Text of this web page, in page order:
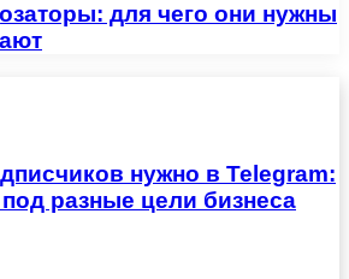
для чего они нужны
нужно в Telegram:
разные цели бизнеса